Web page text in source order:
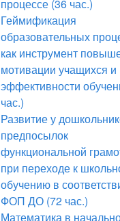
процессе (36 час.)
Геймификация
образовательных
как инструмент
мотивации учащихся и
эффективности
час.)
Развитие у
предпосылок
функциональной
при переходе к
обучению в
ФОП ДО (72 час.)
Математика в